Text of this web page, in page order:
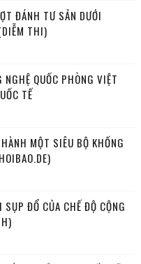
ĐÁNH TƯ SẢN DƯỚI
THI)
NGHỆ QUỐC PHÒNG VIỆT
TẾ
MỘT SIÊU BỘ KHỐNG
ĐỔ CỦA CHẾ ĐỘ CỘNG